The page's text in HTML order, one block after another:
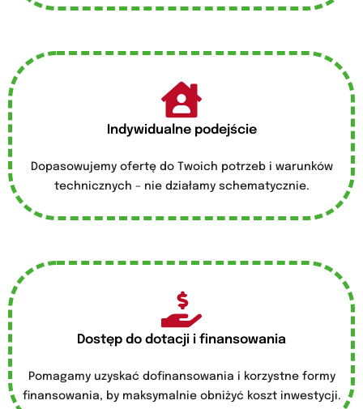
Indywidualne podejście
Dopasowujemy ofertę do Twoich potrzeb i warunków
technicznych – nie działamy schematycznie.
Dostęp do dotacji i finansowania
Pomagamy uzyskać dofinansowania i korzystne formy
finansowania, by maksymalnie obniżyć koszt inwestycji.